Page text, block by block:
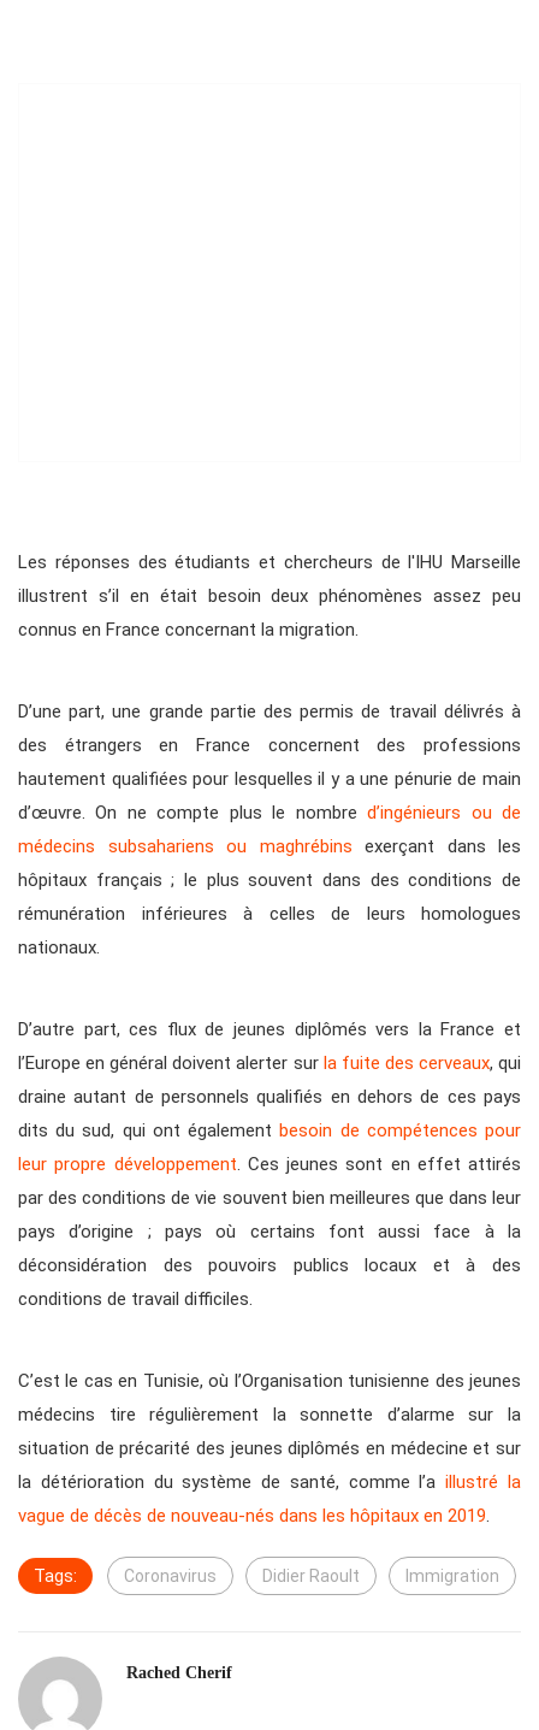
Les réponses des étudiants et chercheurs de l'IHU Marseille
illustrent s’il en était besoin deux phénomènes assez peu
connus en France concernant la migration.
D’une part, une grande partie des permis de travail délivrés à
des étrangers en France concernent des professions
hautement qualifiées pour lesquelles il y a une pénurie de main
d’œuvre. On ne compte plus le nombred’ingénieurs ou de
médecins subsahariens ou maghrébins exerçant dans les
hôpitaux français ; le plus souvent dans des conditions de
rémunération inférieures à celles de leurs homologues
nationaux.
D’autre part, ces flux de jeunes diplômés vers la France et
l’Europe en général doivent alerter sur la fuite des cerveaux, qui
draine autant de personnels qualifiés en dehors de ces pays
dits du sud, qui ont égalementbesoin de compétences pour
leur propre développement. Ces jeunes sont en effet attirés
par des conditions de vie souvent bien meilleures que dans leur
pays d’origine ; pays où certains font aussi face à la
déconsidération des pouvoirs publics locaux et à des
conditions de travail difficiles.
C’est le cas en Tunisie, où l’Organisation tunisienne des jeunes
médecins tire régulièrement la sonnette d’alarme sur la
situation de précarité des jeunes diplômés en médecine et sur
la détérioration du système de santé, comme l’aillustré la
vague de décès de nouveau-nés dans les hôpitaux en 2019.
Tags: Coronavirus Didier Raoult Immigration
Rached Cherif